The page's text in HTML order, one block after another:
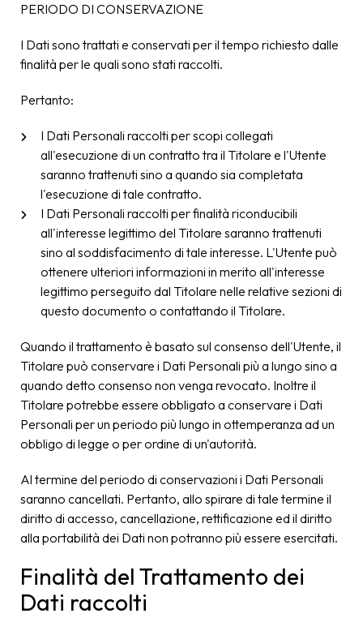
PERIODO DI CONSERVAZIONE
I Dati sono trattati e conservati per il tempo richiesto dalle
finalità per le quali sono stati raccolti.
Pertanto:
I Dati Personali raccolti per scopi collegati
all'esecuzione di un contratto tra il Titolare e l'Utente
saranno trattenuti sino a quando sia completata
l'esecuzione di tale contratto.
I Dati Personali raccolti per finalità riconducibili
all'interesse legittimo del Titolare saranno trattenuti
sino al soddisfacimento di tale interesse. L'Utente può
ottenere ulteriori informazioni in merito all'interesse
legittimo perseguito dal Titolare nelle relative sezioni di
questo documento o contattando il Titolare.
Quando il trattamento è basato sul consenso dell'Utente, il
Titolare può conservare i Dati Personali più a lungo sino a
quando detto consenso non venga revocato. Inoltre il
Titolare potrebbe essere obbligato a conservare i Dati
Personali per un periodo più lungo in ottemperanza ad un
obbligo di legge o per ordine di un'autorità.
Al termine del periodo di conservazioni i Dati Personali
saranno cancellati. Pertanto, allo spirare di tale termine il
diritto di accesso, cancellazione, rettificazione ed il diritto
alla portabilità dei Dati non potranno più essere esercitati.
Finalità del Trattamento dei
Dati raccolti